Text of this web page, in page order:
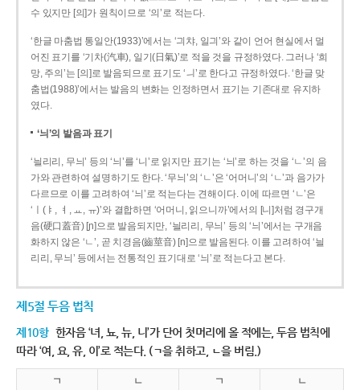
수 있지만 [의]가 원칙이므로 ‘의’로 적는다.
‘한글 마춤법 통일안(1933)’에서는 ‘긔챠, 일긔’와 같이 언어 현실에서 멀
어진 표기를 ‘기차(汽車), 일기(日氣)’로 적을 것을 규정하였다. 그러나 ‘희
망, 주의’는 [의]로 발음되므로 표기도 ‘ㅢ’로 한다고 규정하였다. ‘한글 맞
춤법(1988)’에서는 발음의 변화는 인정하면서 표기는 기존대로 유지하
였다.
‘늬’의 발음과 표기
‘늴리리, 무늬’ 등의 ‘늬’를 ‘니’로 읽지만 표기는 ‘늬’로 하는 것을 ‘ㄴ’의 음
가와 관련하여 설명하기도 한다. ‘무늬’의 ‘ㄴ’은 ‘어머니’의 ‘ㄴ’과 음가가
다르므로 이를 고려하여 ‘늬’로 적는다는 견해이다. 이에 따르면 ‘ㄴ’은
‘ㅣ(ㅑ, ㅕ, ㅛ, ㅠ)’와 결합하면 ‘어머니, 읽으니까’에서의 [니]처럼 경구개
음(硬口蓋音) [ɲ]으로 발음되지만, ‘늴리리, 무늬’ 등의 ‘늬’에서는 구개음
화하지 않은 ‘ㄴ’, 곧 치경음(齒莖音) [n]으로 발음된다. 이를 고려하여 ‘늴
리리, 무늬’ 등에서는 전통적인 표기대로 ‘늬’로 적는다고 본다.
제5절 두음 법칙
제10항 한자음 ‘녀, 뇨, 뉴, 니’가 단어 첫머리에 올 적에는, 두음 법칙에
따라 ‘여, 요, 유, 이’로 적는다. (ㄱ을 취하고, ㄴ을 버림.)
ㄱ ㄴ ㄱ ㄴ